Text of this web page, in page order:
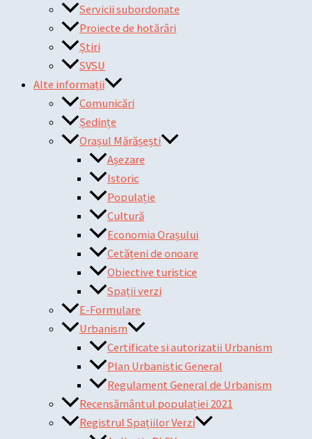
Servicii subordonate
Proiecte de hotărâri
Știri
SVSU
Alte informații
Comunicări
Ședințe
Orașul Mărășești
Așezare
Istoric
Populație
Cultură
Economia Orașului
Cetățeni de onoare
Obiective turistice
Spații verzi
E-Formulare
Urbanism
Certificate si autorizatii Urbanism
Plan Urbanistic General
Regulament General de Urbanism
Recensământul populației 2021
Registrul Spațiilor Verzi